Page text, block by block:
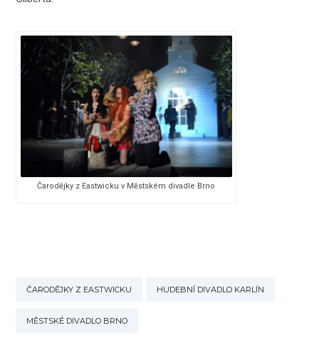
Čarodějky z Eastwicku v Městském divadle Brno
ČARODĚJKY Z EASTWICKU HUDEBNÍ DIVADLO KARLÍN
MĚSTSKÉ DIVADLO BRNO